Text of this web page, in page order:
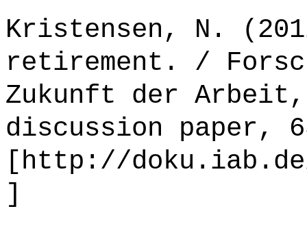
Kristensen, N.
retirement. /
Zukunft der
discussion paper,
[http://
]